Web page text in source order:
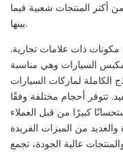
أكثر المنتجات شعبية فيما
بينها.
مكونات ذات علامات تجارية.
السيارات وهي مناسبة
الكاملة لماركات السيارات
تتوفر أحجام مختلفة وفقًا
كبيرًا من قبل العملاء
والعديد من الميزات الفريدة
عالية الجودة، تجمع